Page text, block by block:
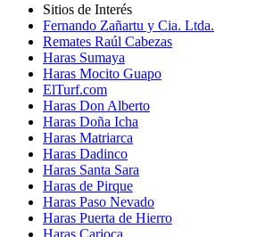
Sitios de Interés
Fernando Zañartu y Cia. Ltda.
Remates Raúl Cabezas
Haras Sumaya
Haras Mocito Guapo
ElTurf.com
Haras Don Alberto
Haras Doña Icha
Haras Matriarca
Haras Dadinco
Haras Santa Sara
Haras de Pirque
Haras Paso Nevado
Haras Puerta de Hierro
Haras Carioca